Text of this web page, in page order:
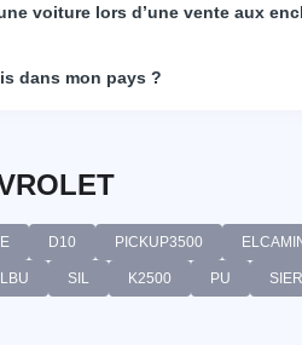
voiture lors d’une vente aux
dans mon pays ?
D10 PICKUP3500
SIL K2500 PU